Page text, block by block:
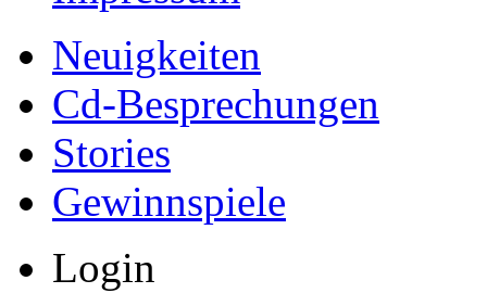
Neuigkeiten
Cd-Besprechungen
Stories
Gewinnspiele
Login